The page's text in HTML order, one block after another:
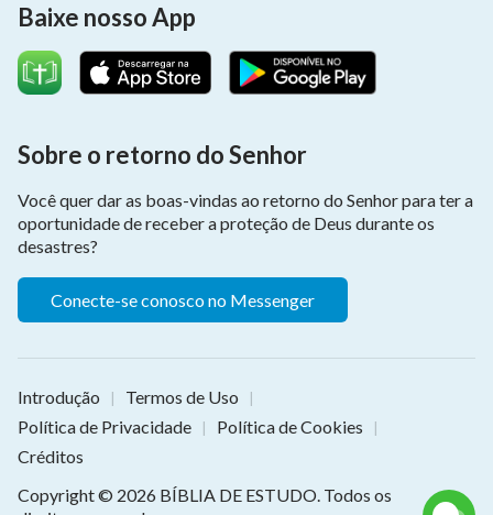
Baixe nosso App
Sobre o retorno do Senhor
Você quer dar as boas-vindas ao retorno do Senhor para ter a
oportunidade de receber a proteção de Deus durante os
desastres?
Conecte-se conosco no Messenger
Introdução | Termos de Uso |
Política de Privacidade | Política de Cookies |
Créditos
Copyright © 2026 BÍBLIA DE ESTUDO. Todos os